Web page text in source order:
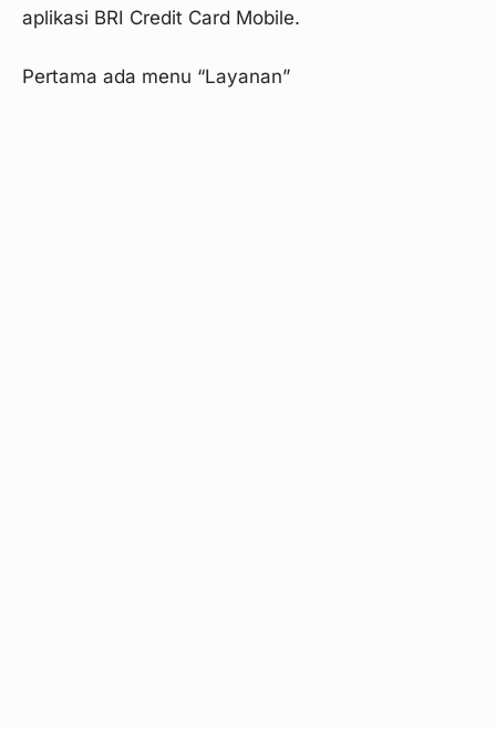
aplikasi BRI Credit Card Mobile.
Pertama ada menu “Layanan”